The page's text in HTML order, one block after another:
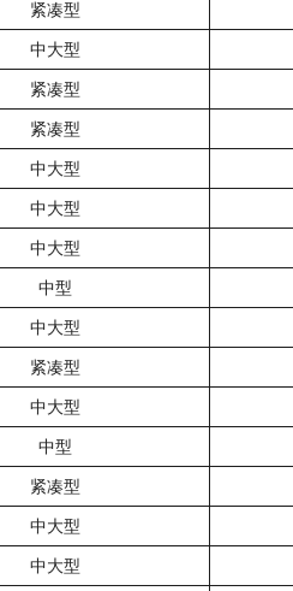
紧凑型
中大型
紧凑型
紧凑型
中大型
中大型
中大型
中型
中大型
紧凑型
中大型
中型
紧凑型
中大型
中大型